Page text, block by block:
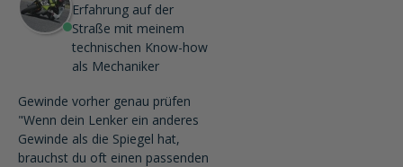
Erfahrung auf der
Straße mit meinem
technischen Know-how
als Mechaniker
Gewinde vorher genau prüfen
"Wenn dein Lenker ein anderes
Gewinde als die Spiegel hat,
brauchst du oft einen passenden